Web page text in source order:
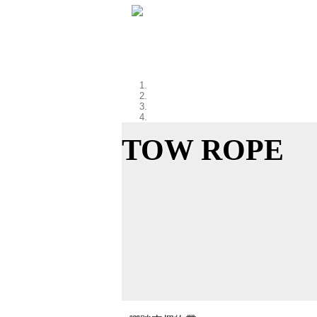
TOW ROPE